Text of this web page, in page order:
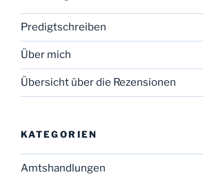
Predigtschreiben
Über mich
Übersicht über die Rezensionen
KATEGORIEN
Amtshandlungen